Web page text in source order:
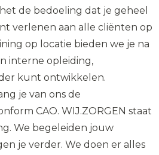
de bedoeling dat je geheel
verlenen aan alle cliënten op
op locatie bieden we je na
interne opleiding,
kunt ontwikkelen.
je van ons de
CAO. WIJ.ZORGEN staat
We begeleiden jouw
je verder. We doen er alles